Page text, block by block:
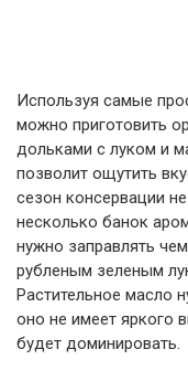
Используя самые
можно приготовить
дольками с луком и
позволит ощутить
сезон консервации
несколько банок
нужно заправлять
рубленым зеленым
Растительное масло
оно не имеет яркого
будет доминировать.